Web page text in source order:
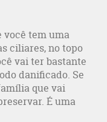
você tem uma
ciliares, no topo
vai ter bastante
danificado. Se
que vai
É uma